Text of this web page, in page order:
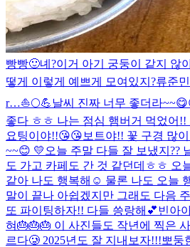
빵빵🙂녜?이거 아기 궁둥이 같지 않
떻게 이렇게 예쁘게 모여있지?류준
r…⛵️🌕💪날씨 진짜 너무 좋더라
좋다 ㅎㅎ 나는 점심 햄버거 먹었어
요팅이야!!😘😘 보트야!! 꽃 구경 많
~~😊 💛 오늘 주말 다들 잘 보냈지??
도 가고 카페도 간 것 같던데ㅎㅎ 오
같아 나도 행복해☺️ 물론 나도 오늘
말이 끝나 아쉽겠지만 그래도 다음
또 파이팅하자!! 다들 씅랑해💕빈아
혀🎂🎂🎂 이 사진들도 작년에 찍은
르다🥲 2025년도 잘 지내보자!!!뽀둥